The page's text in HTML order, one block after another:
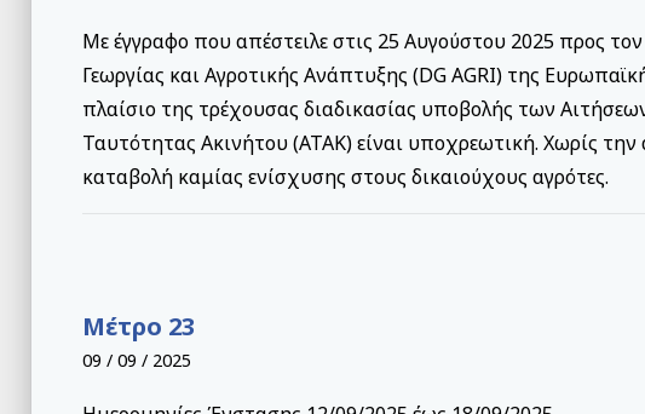
Με έγγραφο που απέστειλε στις 25 Αυγούστου 2025 προς
Γεωργίας και Αγροτικής Ανάπτυξης (DG AGRI) της
πλαίσιο της τρέχουσας διαδικασίας υποβολής των
Ταυτότητας Ακινήτου (ΑΤΑΚ) είναι υποχρεωτική. Χωρίς
καταβολή καμίας ενίσχυσης στους δικαιούχους αγρότες.
Μέτρο 23
09 / 09 / 2025